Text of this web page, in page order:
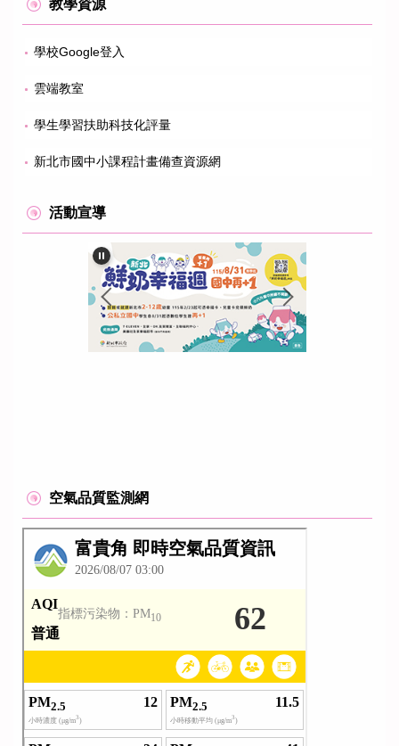
教學資源
學校Google登入
雲端教室
學生學習扶助科技化評量
新北市國中小課程計畫備查資源網
活動宣導
空氣品質監測網